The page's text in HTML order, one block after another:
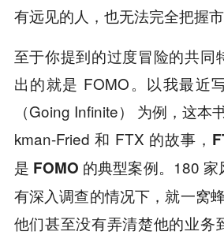
有远见的人，也无法完全把握市
至于你提到的过度冒险的共同
出的就是 FOMO。以我最近
（Going Infinite） 为例，这本
kman-Fried 和 FTX 的故事，
是 FOMO 的典型案例。180
有深入调查的情况下，就一窝
他们甚至没有弄清楚他的业务